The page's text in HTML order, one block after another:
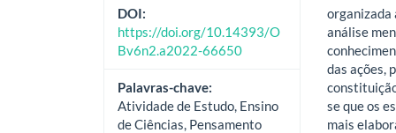
DOI:
https://doi.org/10.14393/O
Bv6n2.a2022-66650
Palavras-chave:
Atividade de Estudo, Ensino
de Ciências, Pensamento
organizada
análise
das ações,
se que os
mais